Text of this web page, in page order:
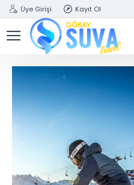
Üye Girişi Kayıt Ol